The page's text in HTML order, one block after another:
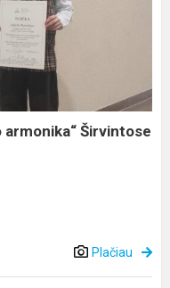
Širvintose
Plačiau